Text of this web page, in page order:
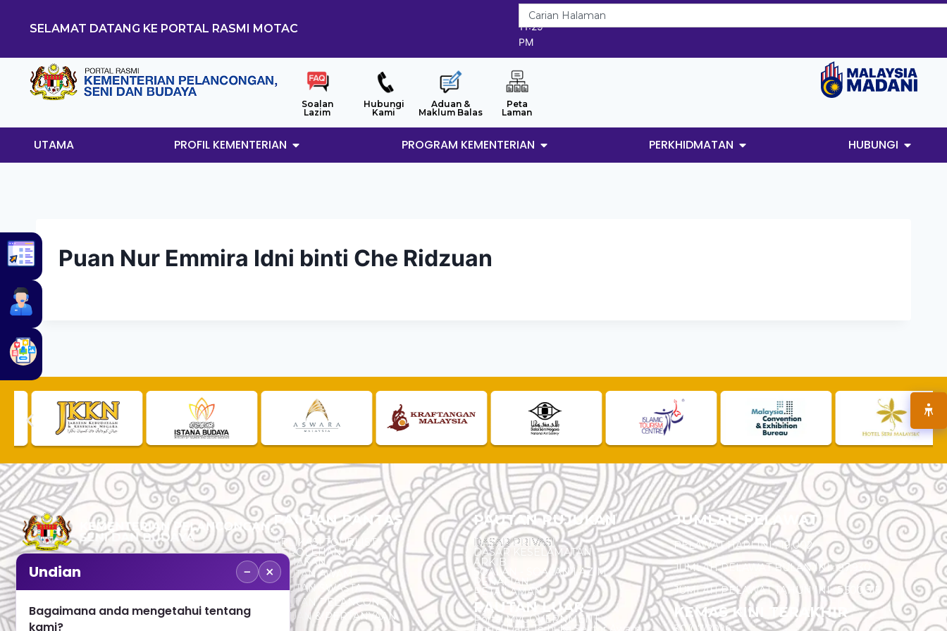
SELAMAT DATANG KE PORTAL RASMI MOTAC
6/8/2026
11:29
PM
Soalan
Lazim
Hubungi
Kami
Aduan &
Maklum Balas
Peta
Laman
UTAMA PROFIL KEMENTERIAN PROGRAM KEMENTERIAN PERKHIDMATAN HUBUNGI
Puan Nur Emmira Idni binti Che Ridzuan
No. 2, Menara 1, Jalan P5/6, Presint 5,
+603 8000 8000
PAUTAN PANTAS
APLIKASI TOURLIST
PEROLEHAN
SEMAKAN
PAUTAN AWAM
PAUTAN SWASTA
PAUTAN PELANCONG
ADUAN & PERTANYAAN
PAUTAN RUJUKAN
DASAR PRIVASI
DASAR KESELAMATAN
ARKIB
SOALAN - SOALAN LAZIM
PENAFIAN
PETA LAMAN
PAUTAN LUAR
Portal MyGOVERNMENT
JUMLAH PELAWAT
PELAWAT HARI INI : 19,002
JUMLAH PELAWAT BULAN INI : 97,930
JUMLAH PELAWAT TAHUN INI : 5,500,515
KEMAS KINI TERAKHIR
Undian − ×
Bagaimana anda mengetahui tentang
kami?